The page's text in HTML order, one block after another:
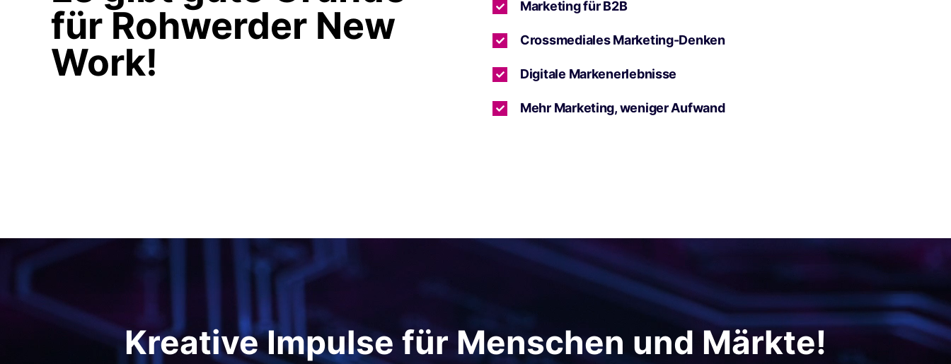
für Rohwerder New
Work!
Marketing für B2B
Crossmediales Marketing-Denken
Digitale Markenerlebnisse
Mehr Marketing, weniger Aufwand
Kreative Impulse für Menschen und Märkte!